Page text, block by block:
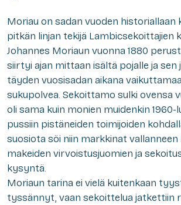
Moriau on sadan vuoden historiallaan
pitkän linjan tekijä Lambicsekoittajien
Johannes Moriaun vuonna 1880
siirtyi ajan mittaan isältä pojalle ja sen
täyden vuosisadan aikana
sukupolvea. Sekoittamo sulki ovensa
oli sama kuin monien muidenkin 1960-
pussiin pistäneiden toimijoiden
suosiota söi niin markkinat vallanneen
makeiden virvoistusjuomien ja
kysyntä.
Moriaun tarina ei vielä kuitenkaan
tyssännyt, vaan sekoittelua jatkettiin